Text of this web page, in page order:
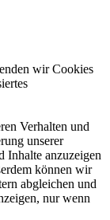
wir Cookies
Verhalten und
unserer
Inhalte anzuzeigen
können wir
abgleichen und
nur wenn